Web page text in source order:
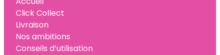
Click Collect
Livraison
Nos ambitions
Conseils d’utilisation